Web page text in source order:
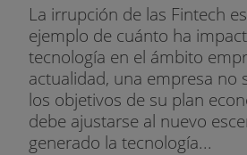
La irrupción de las Fintech
ejemplo de cuánto ha
tecnología en el ámbito
actualidad, una empresa no
los objetivos de su plan
debe ajustarse al nuevo
generado la tecnología...